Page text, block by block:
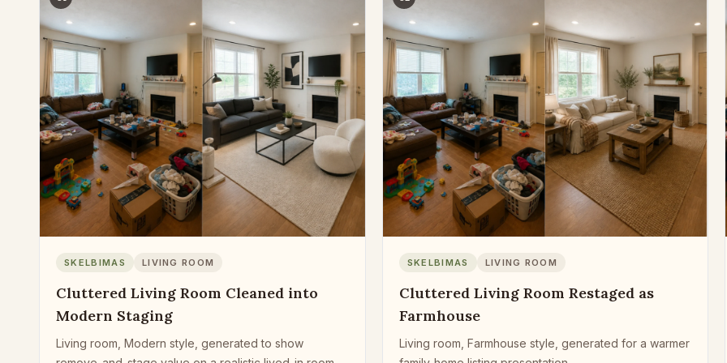
SKELBIMAS LIVING ROOM
Cluttered Living Room Cleaned into
Modern Staging
Living room, Modern style, generated to show
SKELBIMAS LIVING ROOM
Cluttered Living Room Restaged as
Farmhouse
Living room, Farmhouse style, generated for a warmer